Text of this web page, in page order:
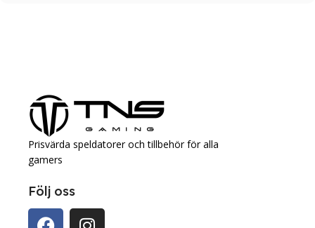
Prisvärda speldatorer och tillbehör för alla
gamers
Följ oss